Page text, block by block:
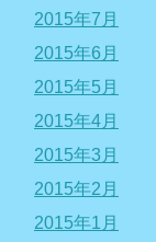
2015年7月
2015年6月
2015年5月
2015年4月
2015年3月
2015年2月
2015年1月